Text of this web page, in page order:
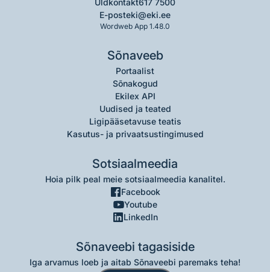
Üldkontakt617 7500
E-posteki@eki.ee
Wordweb App 1.48.0
Sõnaveeb
Portaalist
Sõnakogud
Ekilex API
Uudised ja teated
Ligipääsetavuse teatis
Kasutus- ja privaatsustingimused
Sotsiaalmeedia
Hoia pilk peal meie sotsiaalmeedia kanalitel.
Facebook
Youtube
LinkedIn
Sõnaveebi tagasiside
Iga arvamus loeb ja aitab Sõnaveebi paremaks teha!